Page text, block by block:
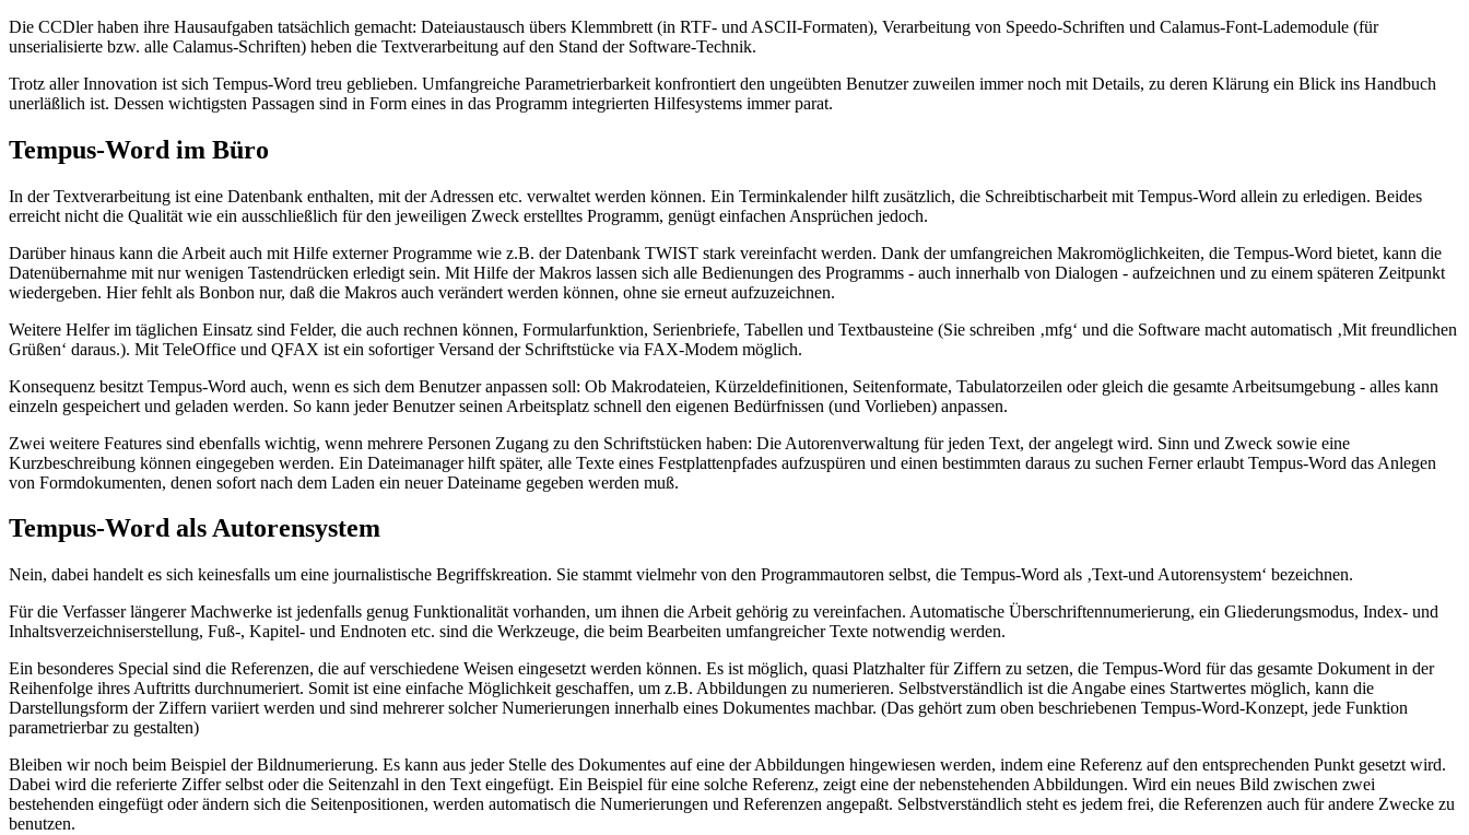
Die CCDler haben ihre Hausaufgaben tatsächlich gemacht: Dateiaustausch übers Klemmbrett (in RTF- und ASCII-Formaten), Verarbeitung von Speedo-Schriften und Calamus-Font-Lademodule (für
unserialisierte bzw. alle Calamus-Schriften) heben die Textverarbeitung auf den Stand der Software-Technik.
Trotz aller Innovation ist sich Tempus-Word treu geblieben. Umfangreiche Parametrierbarkeit konfrontiert den ungeübten Benutzer zuweilen immer noch mit Details, zu deren Klärung ein Blick ins Handbuch
unerläßlich ist. Dessen wichtigsten Passagen sind in Form eines in das Programm integrierten Hilfesystems immer parat.
Tempus-Word im Büro
In der Textverarbeitung ist eine Datenbank enthalten, mit der Adressen etc. verwaltet werden können. Ein Terminkalender hilft zusätzlich, die Schreibtischarbeit mit Tempus-Word allein zu erledigen. Beides
erreicht nicht die Qualität wie ein ausschließlich für den jeweiligen Zweck erstelltes Programm, genügt einfachen Ansprüchen jedoch.
Darüber hinaus kann die Arbeit auch mit Hilfe externer Programme wie z.B. der Datenbank TWIST stark vereinfacht werden. Dank der umfangreichen Makromöglichkeiten, die Tempus-Word bietet, kann die
Datenübernahme mit nur wenigen Tastendrücken erledigt sein. Mit Hilfe der Makros lassen sich alle Bedienungen des Programms - auch innerhalb von Dialogen - aufzeichnen und zu einem späteren Zeitpunkt
wiedergeben. Hier fehlt als Bonbon nur, daß die Makros auch verändert werden können, ohne sie erneut aufzuzeichnen.
Weitere Helfer im täglichen Einsatz sind Felder, die auch rechnen können, Formularfunktion, Serienbriefe, Tabellen und Textbausteine (Sie schreiben ‚mfg‘ und die Software macht automatisch ‚Mit freundlichen
Grüßen‘ daraus.). Mit TeleOffice und QFAX ist ein sofortiger Versand der Schriftstücke via FAX-Modem möglich.
Konsequenz besitzt Tempus-Word auch, wenn es sich dem Benutzer anpassen soll: Ob Makrodateien, Kürzeldefinitionen, Seitenformate, Tabulatorzeilen oder gleich die gesamte Arbeitsumgebung - alles kann
einzeln gespeichert und geladen werden. So kann jeder Benutzer seinen Arbeitsplatz schnell den eigenen Bedürfnissen (und Vorlieben) anpassen.
Zwei weitere Features sind ebenfalls wichtig, wenn mehrere Personen Zugang zu den Schriftstücken haben: Die Autorenverwaltung für jeden Text, der angelegt wird. Sinn und Zweck sowie eine
Kurzbeschreibung können eingegeben werden. Ein Dateimanager hilft später, alle Texte eines Festplattenpfades aufzuspüren und einen bestimmten daraus zu suchen Ferner erlaubt Tempus-Word das Anlegen
von Formdokumenten, denen sofort nach dem Laden ein neuer Dateiname gegeben werden muß.
Tempus-Word als Autorensystem
Nein, dabei handelt es sich keinesfalls um eine journalistische Begriffskreation. Sie stammt vielmehr von den Programmautoren selbst, die Tempus-Word als ‚Text-und Autorensystem‘ bezeichnen.
Für die Verfasser längerer Machwerke ist jedenfalls genug Funktionalität vorhanden, um ihnen die Arbeit gehörig zu vereinfachen. Automatische Überschriftennumerierung, ein Gliederungsmodus, Index- und
Inhaltsverzeichniserstellung, Fuß-, Kapitel- und Endnoten etc. sind die Werkzeuge, die beim Bearbeiten umfangreicher Texte notwendig werden.
Ein besonderes Special sind die Referenzen, die auf verschiedene Weisen eingesetzt werden können. Es ist möglich, quasi Platzhalter für Ziffern zu setzen, die Tempus-Word für das gesamte Dokument in der
Reihenfolge ihres Auftritts durchnumeriert. Somit ist eine einfache Möglichkeit geschaffen, um z.B. Abbildungen zu numerieren. Selbstverständlich ist die Angabe eines Startwertes möglich, kann die
Darstellungsform der Ziffern variiert werden und sind mehrerer solcher Numerierungen innerhalb eines Dokumentes machbar. (Das gehört zum oben beschriebenen Tempus-Word-Konzept, jede Funktion
parametrierbar zu gestalten)
Bleiben wir noch beim Beispiel der Bildnumerierung. Es kann aus jeder Stelle des Dokumentes auf eine der Abbildungen hingewiesen werden, indem eine Referenz auf den entsprechenden Punkt gesetzt wird.
Dabei wird die referierte Ziffer selbst oder die Seitenzahl in den Text eingefügt. Ein Beispiel für eine solche Referenz, zeigt eine der nebenstehenden Abbildungen. Wird ein neues Bild zwischen zwei
bestehenden eingefügt oder ändern sich die Seitenpositionen, werden automatisch die Numerierungen und Referenzen angepaßt. Selbstverständlich steht es jedem frei, die Referenzen auch für andere Zwecke zu
benutzen.